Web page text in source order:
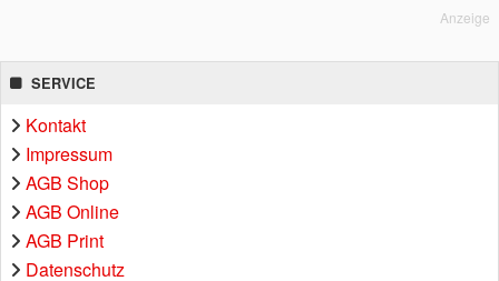
Anzeige
SERVICE
Kontakt
Impressum
AGB Shop
AGB Online
AGB Print
Datenschutz